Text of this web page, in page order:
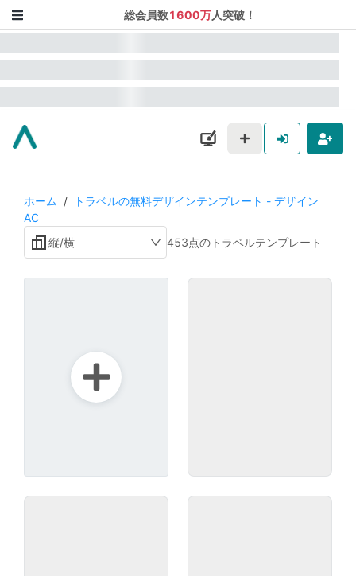
総会員数1600万人突破！
ホーム /
トラベルの無料デザインテンプレート - デザイン
AC
縦/横
453点のトラベルテンプレート